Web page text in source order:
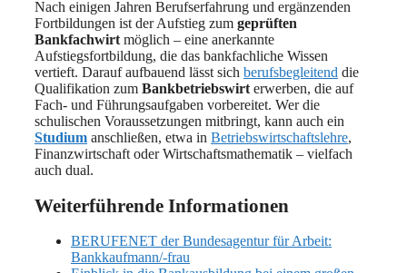
Nach einigen Jahren Berufserfahrung und ergänzenden
Fortbildungen ist der Aufstieg zum geprüften
Bankfachwirt möglich – eine anerkannte
Aufstiegsfortbildung, die das bankfachliche Wissen
vertieft. Darauf aufbauend lässt sich berufsbegleitend die
Qualifikation zum Bankbetriebswirt erwerben, die auf
Fach- und Führungsaufgaben vorbereitet. Wer die
schulischen Voraussetzungen mitbringt, kann auch ein
Studium anschließen, etwa in Betriebswirtschaftslehre,
Finanzwirtschaft oder Wirtschaftsmathematik – vielfach
auch dual.
Weiterführende Informationen
BERUFENET der Bundesagentur für Arbeit:
Bankkaufmann/-frau